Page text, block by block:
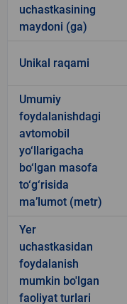
uchastkasining
maydoni (ga)
Unikal raqami
Umumiy
foydalanishdagi
avtomobil
yo‘llarigacha
bo‘lgan masofa
to‘g‘risida
ma’lumot (metr)
Yer
uchastkasidan
foydalanish
mumkin bo'lgan
faoliyat turlari